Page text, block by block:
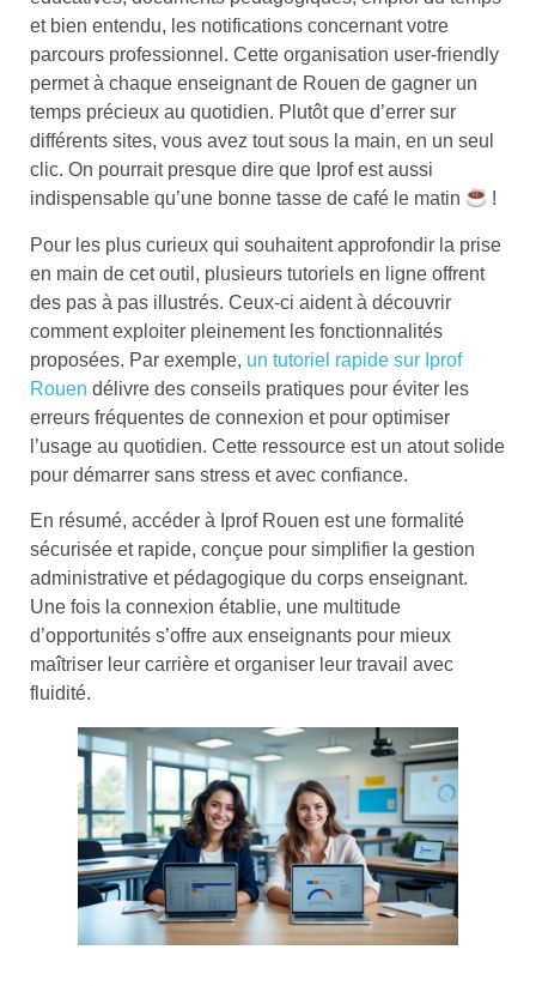
et bien entendu, les notifications concernant votre
parcours professionnel. Cette organisation user-friendly
permet à chaque enseignant de Rouen de gagner un
temps précieux au quotidien. Plutôt que d’errer sur
différents sites, vous avez tout sous la main, en un seul
clic. On pourrait presque dire que Iprof est aussi
indispensable qu’une bonne tasse de café le matin
!
Pour les plus curieux qui souhaitent approfondir la prise
en main de cet outil, plusieurs tutoriels en ligne offrent
des pas à pas illustrés. Ceux-ci aident à découvrir
comment exploiter pleinement les fonctionnalités
proposées. Par exemple, un tutoriel rapide sur Iprof
Rouen délivre des conseils pratiques pour éviter les
erreurs fréquentes de connexion et pour optimiser
l’usage au quotidien. Cette ressource est un atout solide
pour démarrer sans stress et avec confiance.
En résumé, accéder à Iprof Rouen est une formalité
sécurisée et rapide, conçue pour simplifier la gestion
administrative et pédagogique du corps enseignant.
Une fois la connexion établie, une multitude
d’opportunités s’offre aux enseignants pour mieux
maîtriser leur carrière et organiser leur travail avec
fluidité.